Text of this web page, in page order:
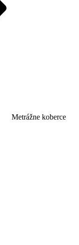
Metrážne koberce